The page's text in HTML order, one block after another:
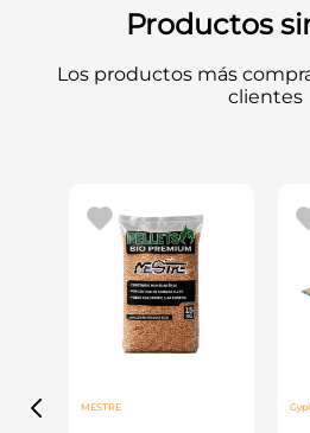
Uso:Protección de
interiores y exteriores
oxidación y a la
Brocha,
un acabado uniforme y
Ideal para quienes buscan
contra la corrosión en
brindando un acabado rojo
Productos
Los productos más
clientes
MESTRE